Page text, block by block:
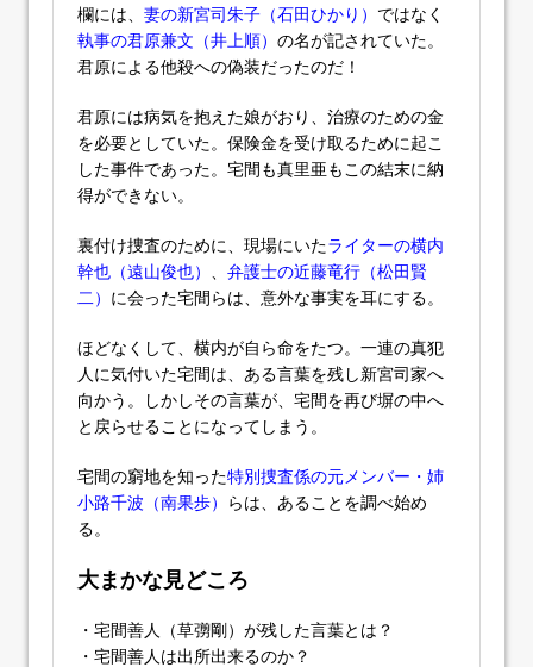
欄には、 妻の新宮司朱子（石田ひかり） ではなく
執事の君原兼文（井上順） の名が記されていた。
君原による他殺への偽装だったのだ！
君原には病気を抱えた娘がおり、治療のための金
を必要としていた。保険金を受け取るために起こ
した事件であった。宅間も真里亜もこの結末に納
得ができない。
裏付け捜査のために、現場にいたライターの横内
幹也（遠山俊也） 、 弁護士の近藤竜行（松田賢
二） に会った宅間らは、意外な事実を耳にする。
ほどなくして、横内が自ら命をたつ。一連の真犯
人に気付いた宅間は、ある言葉を残し新宮司家へ
向かう。しかしその言葉が、宅間を再び塀の中へ
と戻らせることになってしまう。
宅間の窮地を知った特別捜査係の元メンバー・姉
小路千波（南果歩） らは、あることを調べ始め
る。
大まかな見どころ
・宅間善人（草彅剛）が残した言葉とは？
・宅間善人は出所出来るのか？